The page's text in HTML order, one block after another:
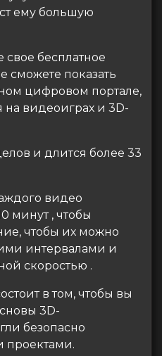
ему большую
бесплатное
сможете показать
цифровом портале,
видеоиграх и 3D-
и длится более 33
видео
минут , чтобы
чтобы их можно
интервалами и
скоростью .
в том, чтобы вы
3D-
безопасно
проектами.